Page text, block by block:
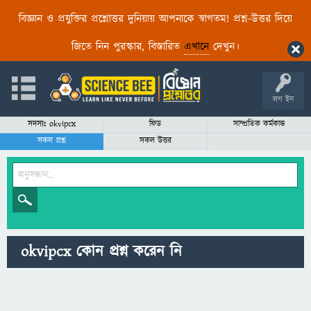
বিজ্ঞান ও প্রযুক্তির প্রশ্নোত্তর দুনিয়ায় আপনাকে স্বাগতম! প্রশ্ন-উত্তর দিয়ে
জিতে নিন পুরস্কার, বিস্তারিত এখানেদেখুন।
লগ ইন
সদস্যঃ okvipcx ফিড
সাম্প্রতিক কর্মকান্ড
সকল প্রশ্ন
সকল উত্তর
okvipcx কোন প্রশ্ন করেন নি